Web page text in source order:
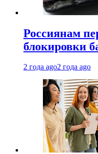
Россиянам
блокировки
2 года ago2 года ago